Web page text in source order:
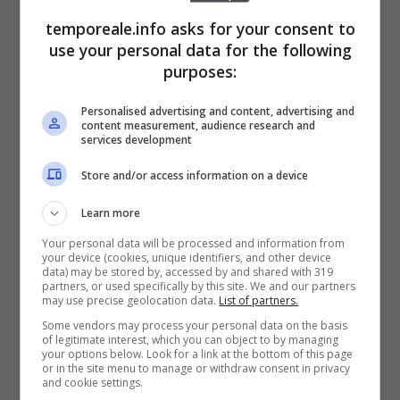
“La fine è il mio inizio”,ora in un’edizione
essenziale “Fine/ Inizio”.
nata in Italia e cresciuta in
Asia, si è laureata in Storia all’Università di
Cambridge, dove inoltre si è dedicata alla
recitazione teatrale. Dopo una
specializzazione in
lavorato per 25 anni nella moda per marchi di
lusso,vivendo a Hong Kong, Milano, Parigi e
Londra. E’ in fase di altro trasloco, sia
il cinema.
temporeale.info asks for your consent to
use your personal data for the following
purposes:
Personalised advertising and content, advertising and
content measurement, audience research and
services development
Store and/or access information on a device
Learn more
Your personal data will be processed and information from
your device (cookies, unique identifiers, and other device
data) may be stored by, accessed by and shared with 319
partners, or used specifically by this site. We and our partners
may use precise geolocation data. List of partners.
Some vendors may process your personal data on the basis
of legitimate interest, which you can object to by managing
your options below. Look for a link at the bottom of this page
or in the site menu to manage or withdraw consent in privacy
and cookie settings.